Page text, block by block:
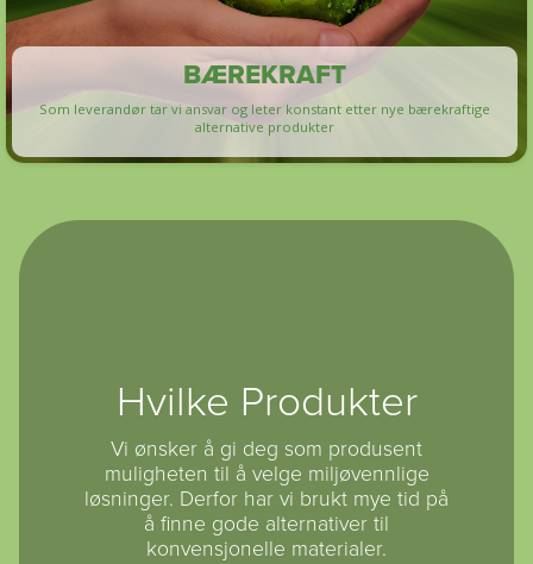
BÆREKRAFT
Som leverandør tar vi ansvar og leter konstant etter nye bærekraftige
alternative produkter
Hvilke Produkter
Vi ønsker å gi deg som produsent
muligheten til å velge miljøvennlige
løsninger. Derfor har vi brukt mye tid på
å finne gode alternativer til
konvensjonelle materialer.